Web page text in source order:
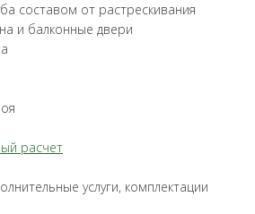
составом от растрескивания
и балконные двери
расчет
услуги, комплектации